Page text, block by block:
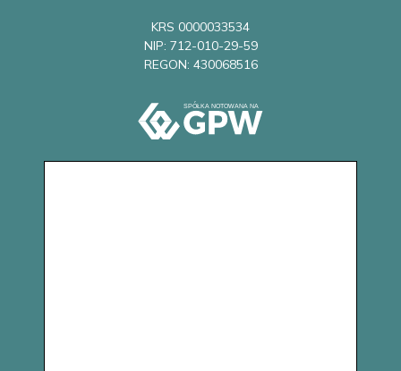
KRS 0000033534
NIP: 712-010-29-59
REGON: 430068516